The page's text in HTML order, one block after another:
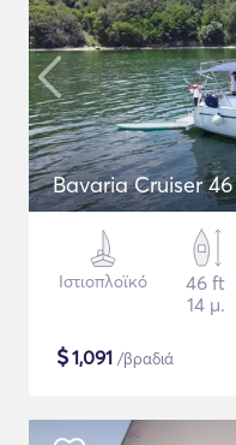
Bavaria Cruiser 46
Ιστιοπλοϊκό
46 ft
14 μ.
$1,091 /βραδιά